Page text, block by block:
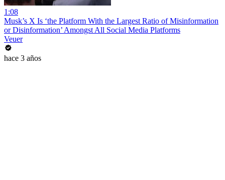
1:08
Musk’s X Is ‘the Platform With the Largest Ratio of Misinformation
or Disinformation’ Amongst All Social Media Platforms
Veuer
hace 3 años